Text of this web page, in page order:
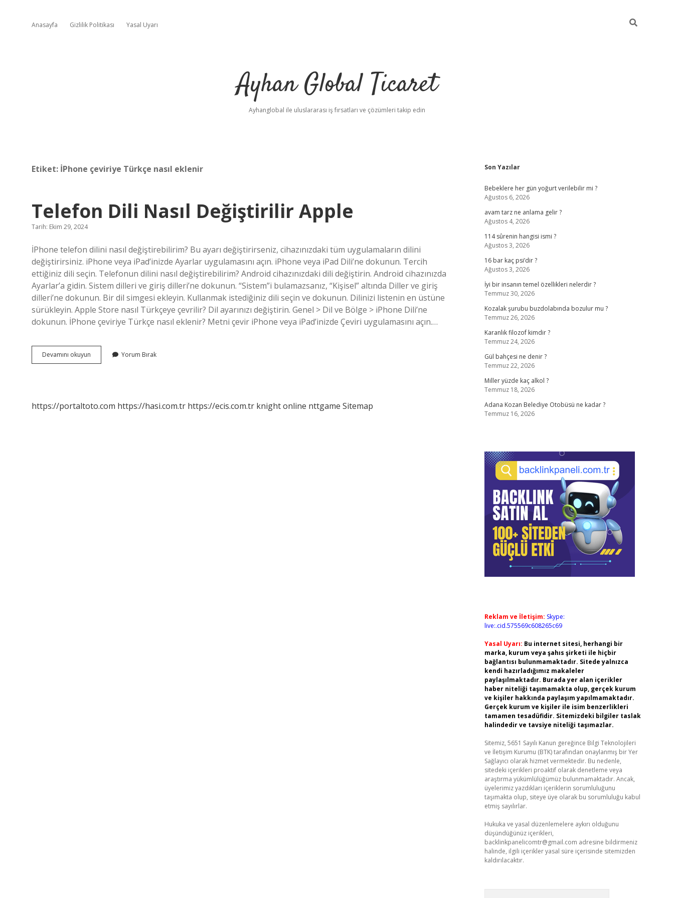
Anasayfa Gizlilik Politikası Yasal Uyarı
Ayhan Global Ticaret
Ayhanglobal ile uluslararası iş fırsatları ve çözümleri takip edin
Etiket: İPhone çeviriye Türkçe nasıl eklenir
Telefon Dili Nasıl Değiştirilir Apple
Tarih: Ekim 29, 2024
İPhone telefon dilini nasıl değiştirebilirim? Bu ayarı değiştirirseniz, cihazınızdaki tüm uygulamaların dilini
değiştirirsiniz. iPhone veya iPad’inizde Ayarlar uygulamasını açın. iPhone veya iPad Dili’ne dokunun. Tercih
ettiğiniz dili seçin. Telefonun dilini nasıl değiştirebilirim? Android cihazınızdaki dili değiştirin. Android cihazınızda
Ayarlar’a gidin. Sistem dilleri ve giriş dilleri’ne dokunun. “Sistem”i bulamazsanız, “Kişisel” altında Diller ve giriş
dilleri’ne dokunun. Bir dil simgesi ekleyin. Kullanmak istediğiniz dili seçin ve dokunun. Dilinizi listenin en üstüne
sürükleyin. Apple Store nasıl Türkçeye çevrilir? Dil ayarınızı değiştirin. Genel > Dil ve Bölge > iPhone Dili’ne
dokunun. İPhone çeviriye Türkçe nasıl eklenir? Metni çevir iPhone veya iPad’inizde Çeviri uygulamasını açın.…
Devamını okuyun
Dili
Yorum Bırak
https://portaltoto.com https://hasi.com.tr https://ecis.com.tr knight online nttgame Sitemap
Sidebar
Son Yazılar
Bebeklere her gün yoğurt verilebilir mi ?
Ağustos 6, 2026
avam tarz ne anlama gelir ?
Ağustos 4, 2026
114 sûrenin hangisi ismi ?
Ağustos 3, 2026
16 bar kaç psi’dir ?
Ağustos 3, 2026
İyi bir insanın temel özellikleri nelerdir ?
Temmuz 30, 2026
Kozalak şurubu buzdolabında bozulur mu ?
Temmuz 26, 2026
Karanlık filozof kimdir ?
Temmuz 24, 2026
Gül bahçesi ne denir ?
Temmuz 22, 2026
Miller yüzde kaç alkol ?
Temmuz 18, 2026
Adana Kozan Belediye Otobüsü ne kadar ?
Temmuz 16, 2026
Reklam ve İletişim: Skype:
live:.cid.575569c608265c69
Yasal Uyarı: Bu internet sitesi, herhangi bir
marka, kurum veya şahıs şirketi ile hiçbir
bağlantısı bulunmamaktadır. Sitede yalnızca
kendi hazırladığımız makaleler
paylaşılmaktadır. Burada yer alan içerikler
haber niteliği taşımamakta olup, gerçek kurum
ve kişiler hakkında paylaşım yapılmamaktadır.
Gerçek kurum ve kişiler ile isim benzerlikleri
tamamen tesadüfidir. Sitemizdeki bilgiler taslak
halindedir ve tavsiye niteliği taşımazlar.
Sitemiz, 5651 Sayılı Kanun gereğince Bilgi Teknolojileri
ve İletişim Kurumu (BTK) tarafından onaylanmış bir Yer
Sağlayıcı olarak hizmet vermektedir. Bu nedenle,
sitedeki içerikleri proaktif olarak denetleme veya
araştırma yükümlülüğümüz bulunmamaktadır. Ancak,
üyelerimiz yazdıkları içeriklerin sorumluluğunu
taşımakta olup, siteye üye olarak bu sorumluluğu kabul
etmiş sayılırlar.
Hukuka ve yasal düzenlemelere aykırı olduğunu
düşündüğünüz içerikleri,
backlinkpanelicomtr@gmail.com adresine bildirmeniz
halinde, ilgili içerikler yasal süre içerisinde sitemizden
kaldırılacaktır.